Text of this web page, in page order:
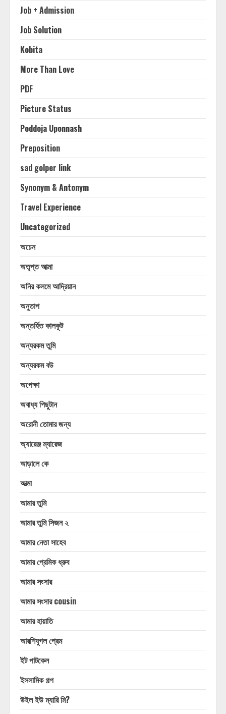
Job + Admission
Job Solution
Kobita
More Than Love
PDF
Picture Status
Poddoja Uponnash
Preposition
sad golper link
Synonym & Antonym
Travel Experience
Uncategorized
অচেন
অতৃপ্ত আত্মা
অনির কলমে আদ্রিয়ান
অনুতাপ
অন্তর্হিত কালকূট
অন্যরকম তুমি
অন্যরকম বউ
অপেক্ষা
অবাধ্য পিছুটান
অরোনী তোমার জন্য
অ্যারেঞ্জ ম্যারেজ
আড়ালে কে
আত্মা
আমার তুমি
আমার তুমি সিজন ২
আমার নেতা সাহেব
আমার প্রেমিক ধ্রুব
আমার সংসার
আমার সংসার cousin
আমার হায়াতি
আরশিযুগল প্রেম
ইট পাটকেল
ইসলামিক গল্প
উইল ইউ ম্যারি মি?